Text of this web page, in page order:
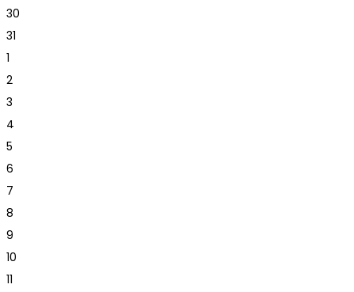
30
31
1
2
3
4
5
6
7
8
9
10
11